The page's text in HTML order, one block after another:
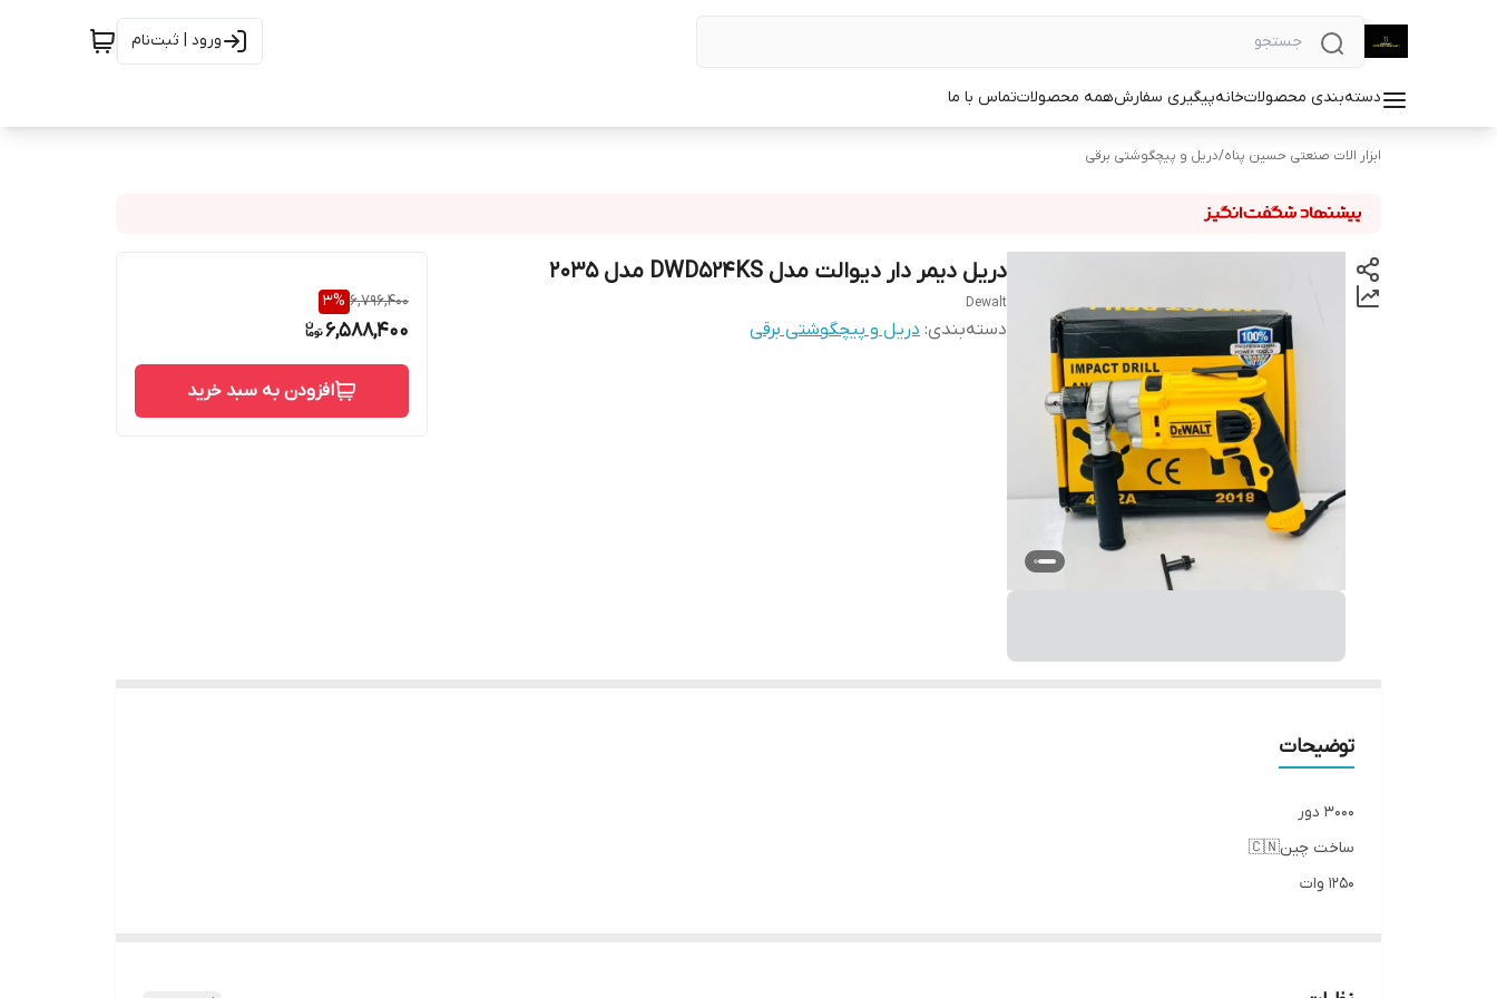
ورود | ثبت‌نام
دسته‌بندی محصولاتخانهپیگیری سفارشهمه محصولاتتماس با ما
ابزار الات صنعتی حسین پناه/دریل و پیچگوشتی برقی
دریل دیمر دار دیوالت مدل DWD524KS مدل ۲۰۳۵
Dewalt
دسته‌بندی: دریل و پیچگوشتی برقی
6,796,400
3%
6,588,400
افزودن به سبد خرید
توضیحات
3000 دور
ساخت چین🇨🇳
۱۲۵۰ وات
گیربکسی